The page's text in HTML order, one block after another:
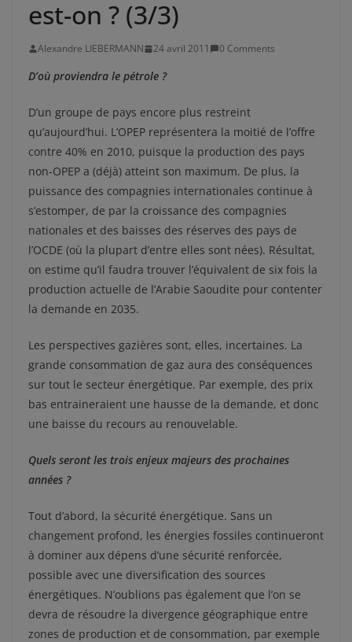
est-on ? (3/3)
Alexandre LIEBERMANN 24 avril 2011 0 Comments
D’où proviendra le pétrole ?
D’un groupe de pays encore plus restreint
qu’aujourd’hui. L’OPEP représentera la moitié de l’offre
contre 40% en 2010, puisque la production des pays
non-OPEP a (déjà) atteint son maximum. De plus, la
puissance des compagnies internationales continue à
s’estomper, de par la croissance des compagnies
nationales et des baisses des réserves des pays de
l’OCDE (où la plupart d’entre elles sont nées). Résultat,
on estime qu’il faudra trouver l’équivalent de six fois la
production actuelle de l’Arabie Saoudite pour contenter
la demande en 2035.
Les perspectives gazières sont, elles, incertaines. La
grande consommation de gaz aura des conséquences
sur tout le secteur énergétique. Par exemple, des prix
bas entraineraient une hausse de la demande, et donc
une baisse du recours au renouvelable.
Quels seront les trois enjeux majeurs des prochaines
années ?
Tout d’abord, la sécurité énergétique. Sans un
changement profond, les énergies fossiles continueront
à dominer aux dépens d’une sécurité renforcée,
possible avec une diversification des sources
énergétiques. N’oublions pas également que l’on se
devra de résoudre la divergence géographique entre
zones de production et de consommation, par exemple